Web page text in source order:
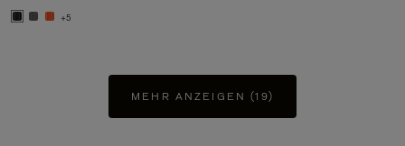
+5
MEHR ANZEIGEN (19)